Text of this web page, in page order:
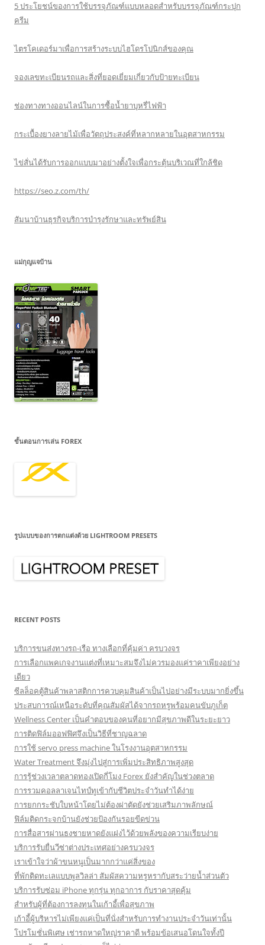
5 ประโยชน์ของการใช้บรรจุภัณฑ์แบบหลอดสำหรับบรรจุภัณฑ์กระปุก
ครีม
ไตรโคเดอร์มาเพื่อการสร้างระบบไฮโดรโปนิกส์ของคุณ
จองเลขทะเบียนรถและสิ่งที่ยอดเยี่ยมเกี่ยวกับป้ายทะเบียน
ช่องทางทางออนไลน์ในการซื้อน้ำยาบุหรี่ไฟฟ้า
กระเบื้องยางลายไม้เพื่อวัตถุประสงค์ที่หลากหลายในอุตสาหกรรม
ไข่สั่นได้รับการออกแบบมาอย่างตั้งใจเพื่อกระตุ้นบริเวณที่ใกล้ชิด
https://seo.z.com/th/
สัมนาบ้านธุรกิจบริการบำรุงรักษาและทรัพย์สิน
แม่กุญแจบ้าน
ขั้นตอนการเล่น FOREX
รูปแบบของการตกแต่งด้วย LIGHTROOM PRESETS
RECENT POSTS
บริการขนส่งทางรถ-เรือ ทางเลือกที่คุ้มค่า ครบวงจร
การเลือกแพคเกจงานแต่งที่เหมาะสมจึงไม่ควรมองแค่ราคาเพียงอย่าง
เดียว
ซีลล็อคตู้สินค้าพลาสติกการควบคุมสินค้าเป็นไปอย่างมีระบบมากยิ่งขึ้น
ประสบการณ์เหนือระดับที่คุณสัมผัสได้จากรถหรูพร้อมคนขับภูเก็ต
Wellness Center เป็นคำตอบของคนที่อยากมีสุขภาพดีในระยะยาว
การติดฟิล์มออฟฟิศจึงเป็นวิธีที่ชาญฉลาด
การใช้ servo press machine ในโรงงานอุตสาหกรรม
Water Treatment จึงมุ่งไปสู่การเพิ่มประสิทธิภาพสูงสุด
การรู้ช่วงเวลาตลาดทองเปิดกี่โมง Forex ยังสำคัญในช่วงตลาด
การรวมคอลลาเจนไทป์ทูเข้ากับชีวิตประจำวันทำได้ง่าย
การยกกระชับใบหน้าโดยไม่ต้องผ่าตัดยังช่วยเสริมภาพลักษณ์
ฟิล์มติดกระจกบ้านยังช่วยป้องกันรอยขีดข่วน
การสื่อสารผ่านธงชายหาดยังแฝงไว้ด้วยพลังของความเรียบง่าย
บริการรับยื่นวีซ่าต่างประเทศอย่างครบวงจร
เราเข้าใจว่าผ้าขนหนูเป็นมากกว่าแค่สิ่งของ
ที่พักติดทะเลแบบพูลวิลล่า สัมผัสความหรูหรากับสระว่ายน้ำส่วนตัว
บริการรับซ่อม iPhone ทุกรุ่น ทุกอาการ กับราคาสุดคุ้ม
สำหรับผู้ที่ต้องการลงทุนในเก้าอี้เพื่อสุขภาพ
เก้าอี้ผู้บริหารไม่เพียงแค่เป็นที่นั่งสำหรับการทำงานประจำวันเท่านั้น
โปรโมชั่นพิเศษ เช่ารถหาดใหญ่ราคาดี พร้อมข้อเสนอโดนใจทั้งปี